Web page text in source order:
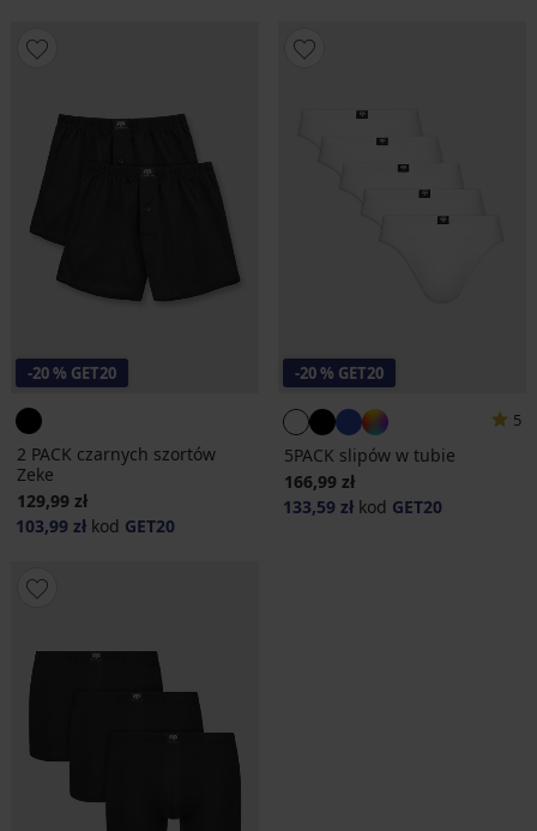
-20 % GET20
2 PACK czarnych szortów
Zeke
129,99 zł
103,99 zł kod GET20
-20 % GET20
5
5PACK slipów w tubie
166,99 zł
133,59 zł kod GET20